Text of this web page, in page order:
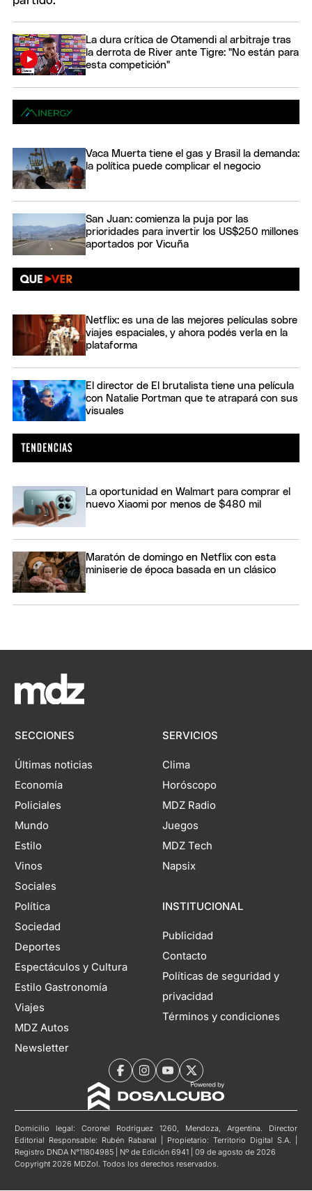
La dura crítica de Otamendi al arbitraje tras
la derrota de River ante Tigre: "No están para
esta competición"
Vaca Muerta tiene el gas y Brasil la demanda:
la política puede complicar el negocio
San Juan: comienza la puja por las
prioridades para invertir los US$250 millones
aportados por Vicuña
Netflix: es una de las mejores películas sobre
viajes espaciales, y ahora podés verla en la
plataforma
El director de El brutalista tiene una película
con Natalie Portman que te atrapará con sus
visuales
La oportunidad en Walmart para comprar el
nuevo Xiaomi por menos de $480 mil
Maratón de domingo en Netflix con esta
miniserie de época basada en un clásico
SECCIONES
Últimas noticias
Economía
Policiales
Mundo
Estilo
Vinos
Sociales
Política
Sociedad
Deportes
Espectáculos y Cultura
Estilo Gastronomía
Viajes
MDZ Autos
Newsletter
SERVICIOS
Clima
Horóscopo
MDZ Radio
Juegos
MDZ Tech
Napsix
INSTITUCIONAL
Publicidad
Contacto
Políticas de seguridad y
privacidad
Términos y condiciones
Domicilio legal: Coronel Rodríguez 1260, Mendoza, Argentina. Director
Editorial Responsable: Rubén Rabanal | Propietario: Territorio Digital S.A. |
Registro DNDA N°11804985 | Nº de Edición 6941 | 09 de agosto de 2026
Copyright 2026 MDZol. Todos los derechos reservados.